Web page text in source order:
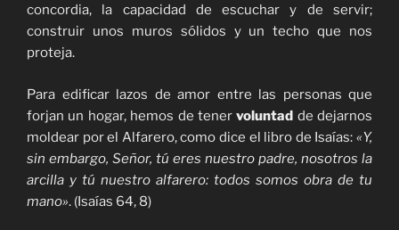
concordia, la capacidad de escuchar y de servir;
construir unos muros sólidos y un techo que nos
proteja.
Para edificar lazos de amor entre las personas que
forjan un hogar, hemos de tenervoluntad de dejarnos
moldear por el Alfarero, como dice el libro de Isaías: «Y,
sin embargo, Señor, tú eres nuestro padre, nosotros la
arcilla y tú nuestro alfarero: todos somos obra de tu
mano». (Isaías 64, 8)